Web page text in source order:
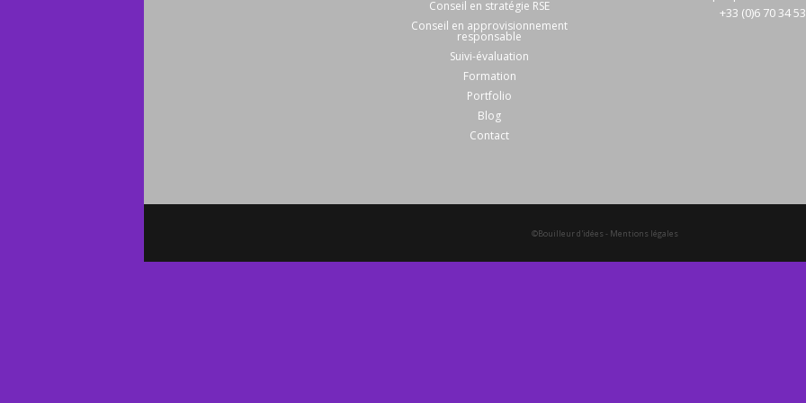
Conseil en stratégie RSE
Conseil en approvisionnement
responsable
Suivi-évaluation
Formation
Portfolio
Blog
Contact
+33 (0)6 70 34
©Bouilleur d'idées - Mentions légales